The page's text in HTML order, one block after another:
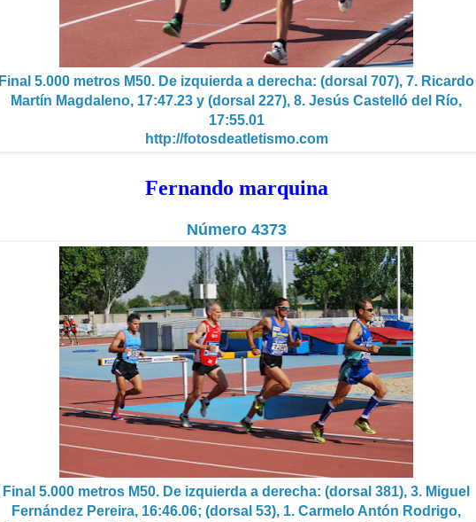
Final 5.000 metros M50. De izquierda a derecha: (dorsal 707), 7. Ricardo
Martín Magdaleno, 17:47.23 y (dorsal 227), 8. Jesús Castelló del Río,
17:55.01
http://fotosdeatletismo.com
Fernando marquina
Número 4373
Final 5.000 metros M50. De izquierda a derecha: (dorsal 381), 3. Miguel
Fernández Pereira, 16:46.06; (dorsal 53), 1. Carmelo Antón Rodrigo,